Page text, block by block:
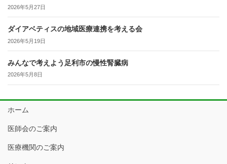
2026年5月27日
ダイアベティスの地域医療連携を考える会
2026年5月19日
みんなで考えよう足利市の慢性腎臓病
2026年5月8日
ホーム
医師会のご案内
医療機関のご案内